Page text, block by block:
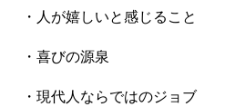
・人が嬉しいと感じること
・喜びの源泉
・現代人ならではのジョブ